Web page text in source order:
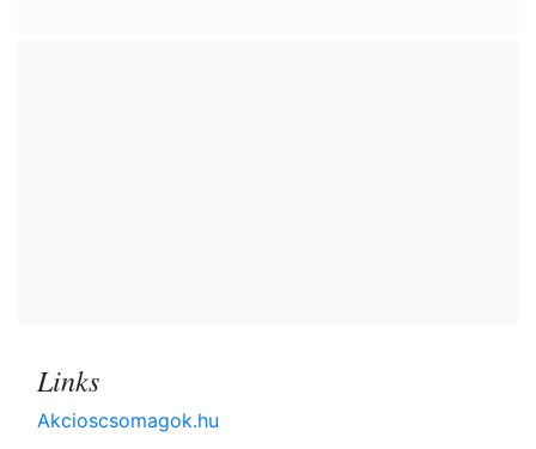
Links
Akcioscsomagok.hu